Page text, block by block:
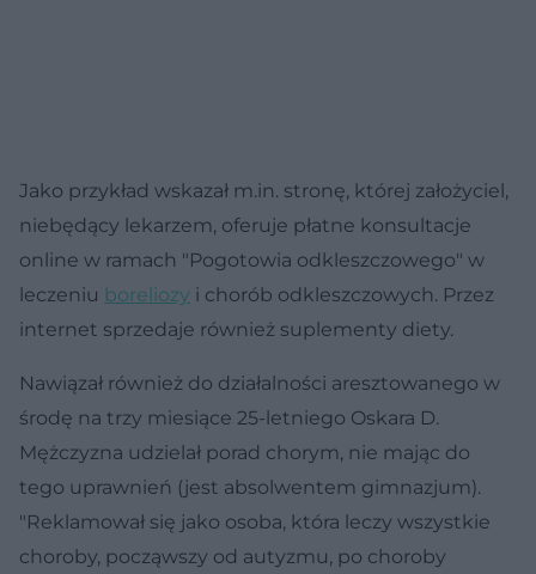
Jako przykład wskazał m.in. stronę, której założyciel,
niebędący lekarzem, oferuje płatne konsultacje
online w ramach "Pogotowia odkleszczowego" w
leczeniu boreliozy i chorób odkleszczowych. Przez
internet sprzedaje również suplementy diety.
Nawiązał również do działalności aresztowanego w
środę na trzy miesiące 25-letniego Oskara D.
Mężczyzna udzielał porad chorym, nie mając do
tego uprawnień (jest absolwentem gimnazjum).
"Reklamował się jako osoba, która leczy wszystkie
choroby, począwszy od autyzmu, po choroby